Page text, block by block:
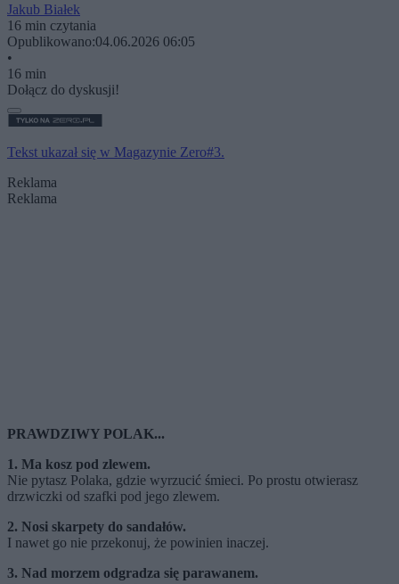
Jakub Białek
16 min czytania
Opublikowano:04.06.2026 06:05
•
16 min
Dołącz do dyskusji!
Tekst ukazał się w Magazynie Zero#3.
Reklama
Reklama
PRAWDZIWY POLAK...
1. Ma kosz pod zlewem.
Nie pytasz Polaka, gdzie wyrzucić śmieci. Po prostu otwierasz
drzwiczki od szafki pod jego zlewem.
2. Nosi skarpety do sandałów.
I nawet go nie przekonuj, że powinien inaczej.
3. Nad morzem odgradza się parawanem.